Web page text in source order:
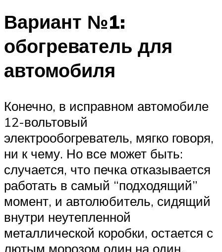
Вариант №1:
обогреватель для
автомобиля
Конечно, в исправном автомобиле
12-вольтовый
электрообогреватель, мягко говоря,
ни к чему. Но все может быть:
случается, что печка отказывается
работать в самый “подходящий”
момент, и автолюбитель, сидящий
внутри неутепленной
металлической коробки, остается с
лютым морозом один на один.